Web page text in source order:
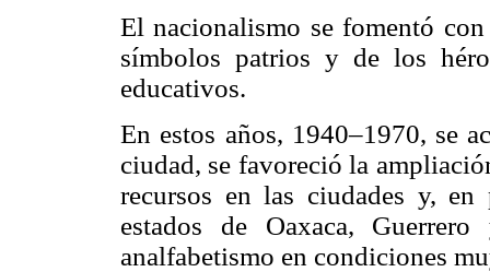
El nacionalismo se fomentó
símbolos patrios y de los
educativos.
En estos años, 1940–1970, se
ciudad, se favoreció la
recursos en las ciudades y,
estados de Oaxaca,
analfabetismo en condiciones